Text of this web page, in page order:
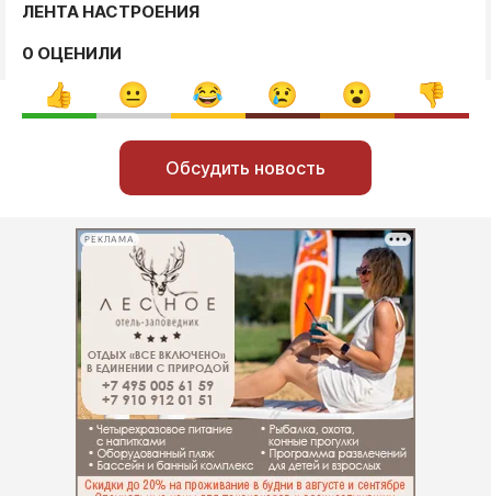
ЛЕНТА НАСТРОЕНИЯ
0 ОЦЕНИЛИ
Обсудить новость
РЕКЛАМА